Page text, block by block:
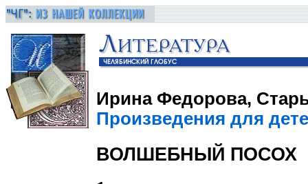
Ирина Федорова,
Произведения для
ВОЛШЕБНЫЙ ПОСОХ